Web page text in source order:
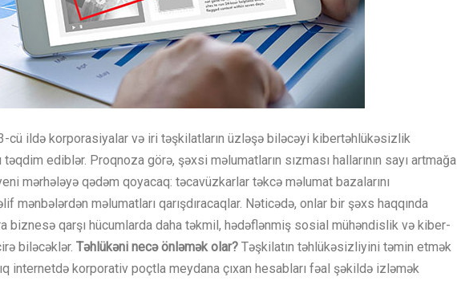
ildə korporasiyalar və iri təşkilatların üzləşə biləcəyi kibertəhlükəsizlik
ediblər. Proqnoza görə, şəxsi məlumatların sızması hallarının sayı artmağa
mərhələyə qədəm qoyacaq: təcavüzkarlar təkcə məlumat bazalarını
mənbələrdən məlumatları qarışdıracaqlar. Nəticədə, onlar bir şəxs haqqında
biznesə qarşı hücumlarda daha təkmil, hədəflənmiş sosial mühəndislik və kiber-
biləcəklər. Təhlükəni necə önləmək olar? Təşkilatın təhlükəsizliyini təmin etmək
internetdə korporativ poçtla meydana çıxan hesabları fəal şəkildə izləmək